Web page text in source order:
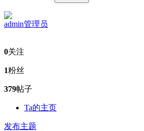
admin管理员
0关注
1粉丝
379帖子
Ta的主页
发布主题